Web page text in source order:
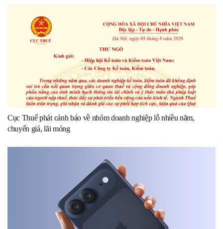
Cục Thuế phát cảnh báo về nhóm doanh nghiệp lỗ nhiều năm,
chuyển giá, lãi mỏng